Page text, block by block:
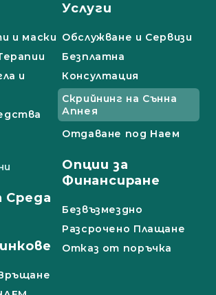
и маски
и
Среда
Услуги
Обслужване и Сервизи
Безплатна
Консултация
Скрийнинг на Сънна
Апнея
Отдаване под Наем
Опции за
Финансиране
Безвъзмездно
Разсрочено Плащане
Отказ от поръчка